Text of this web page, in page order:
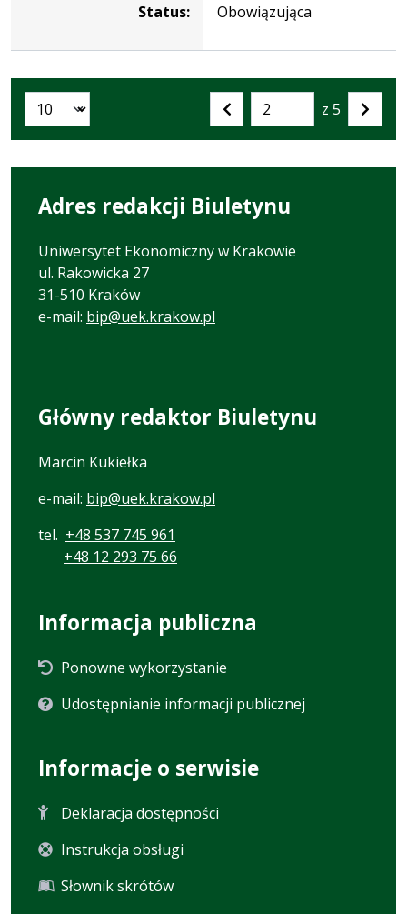
Status: Obowiązująca
Liczba artykułów na stronie:
Poprzednia
Przejdź
do
z 5
Adres redakcji Biuletynu
Uniwersytet Ekonomiczny w Krakowie
ul. Rakowicka 27
31-510 Kraków
e-mail: bip@uek.krakow.pl
Główny redaktor Biuletynu
Marcin Kukiełka
e-mail: bip@uek.krakow.pl
tel. +48 537 745 961
+48 12 293 75 66
Informacja publiczna
Ponowne wykorzystanie
Udostępnianie informacji publicznej
Informacje o serwisie
Deklaracja dostępności
Instrukcja obsługi
Słownik skrótów